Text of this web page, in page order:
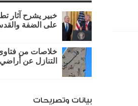
خبير يشرح آثار
على الضفة
خلاصات من فتاوى
التنازل عن
بيانات وتصريحات